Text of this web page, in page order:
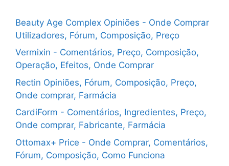
Beauty Age Сomplex Opiniões - Onde Comprar
Utilizadores, Fórum, Composição, Preço
Vermixin - Comentários, Preço, Composição,
Operação, Efeitos, Onde Comprar
Rectin Opiniões, Fórum, Composição, Preço,
Onde comprar, Farmácia
CardiForm - Comentários, Ingredientes, Preço,
Onde comprar, Fabricante, Farmácia
Ottomax+ Price - Onde Comprar, Comentários,
Fórum, Composição, Como Funciona